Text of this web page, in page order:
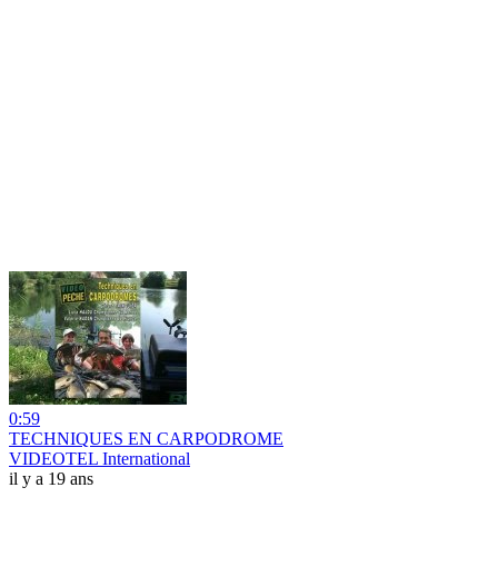
0:59
TECHNIQUES EN CARPODROME
VIDEOTEL International
il y a 19 ans